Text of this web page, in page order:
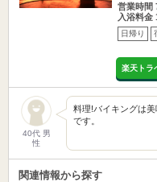
営業時間
入浴料金
日帰り
楽天トラ
40代 男
性
料理!バイキングは
です。
関連情報から探す